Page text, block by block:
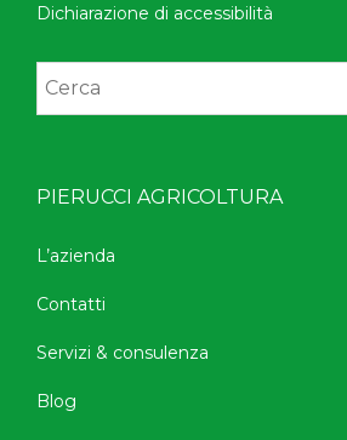
Dichiarazione di accessibilità
PIERUCCI AGRICOLTURA
L’azienda
Contatti
Servizi & consulenza
Blog